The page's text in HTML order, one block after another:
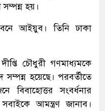
হয়।
আইয়ুব। তিনি ঢাকা
চৌধুরী গণমাধ্যমকে
হয়েছে। পরবর্তীতে
সংবর্ধনার
আমন্ত্রণ জানাব।